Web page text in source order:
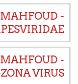
-
-
VIRUS